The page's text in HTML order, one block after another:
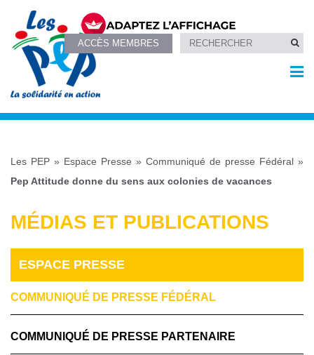
ACCÈS MEMBRES
Les PEP » Espace Presse » Communiqué de presse Fédéral »
Pep Attitude donne du sens aux colonies de vacances
MÉDIAS ET PUBLICATIONS
ESPACE PRESSE
COMMUNIQUÉ DE PRESSE FÉDÉRAL
COMMUNIQUÉ DE PRESSE PARTENAIRE